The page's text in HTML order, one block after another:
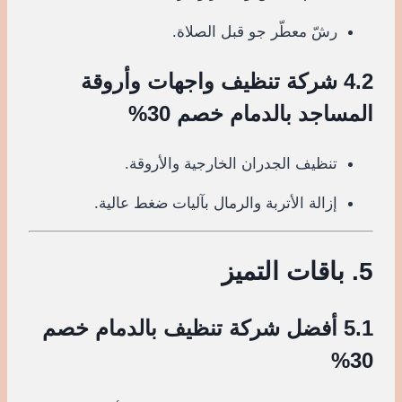
رشّ معطّر جو قبل الصلاة.
4.2 شركة تنظيف واجهات وأروقة
المساجد بالدمام خصم 30%
تنظيف الجدران الخارجية والأروقة.
إزالة الأتربة والرمال بآليات ضغط عالية.
5. باقات التميز
5.1 أفضل شركة تنظيف بالدمام خصم
30%